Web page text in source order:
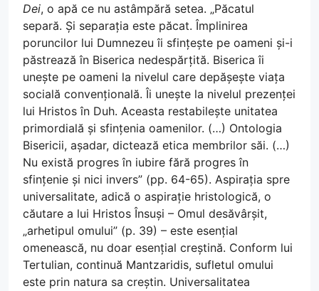
Dei, o apă ce nu astâmpără setea. „Păcatul
separă. Și separația este păcat. Împlinirea
poruncilor lui Dumnezeu îi sfințește pe oameni și-i
păstrează în Biserica nedespărțită. Biserica îi
unește pe oameni la nivelul care depășește viața
socială convențională. Îi unește la nivelul prezenței
lui Hristos în Duh. Aceasta restabilește unitatea
primordială și sfințenia oamenilor. (…) Ontologia
Bisericii, așadar, dictează etica membrilor săi. (…)
Nu există progres în iubire fără progres în
sfințenie și nici invers” (pp. 64-65). Aspirația spre
universalitate, adică o aspirație hristologică, o
căutare a lui Hristos Însuși – Omul desăvârșit,
„arhetipul omului” (p. 39) – este esențial
omenească, nu doar esențial creștină. Conform lui
Tertulian, continuă Mantzaridis, sufletul omului
este prin natura sa creștin. Universalitatea